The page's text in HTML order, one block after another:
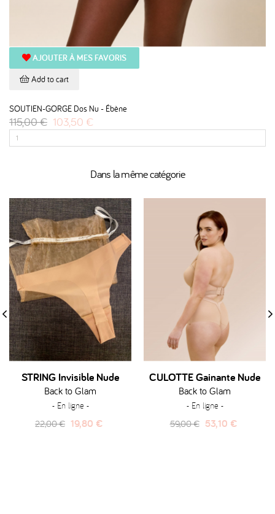
AJOUTER À MES FAVORIS
Add to cart
SOUTIEN-GORGE Dos Nu - Ébène
115,00 € 103,50 €
Dans la même catégorie
STRING Invisible Nude
Back to Glam
- En ligne -
Prix
22,00 € Prix
19,80 €
CULOTTE Gainante Nude
Back to Glam
- En ligne -
Prix
59,00 € Prix
53,10 €